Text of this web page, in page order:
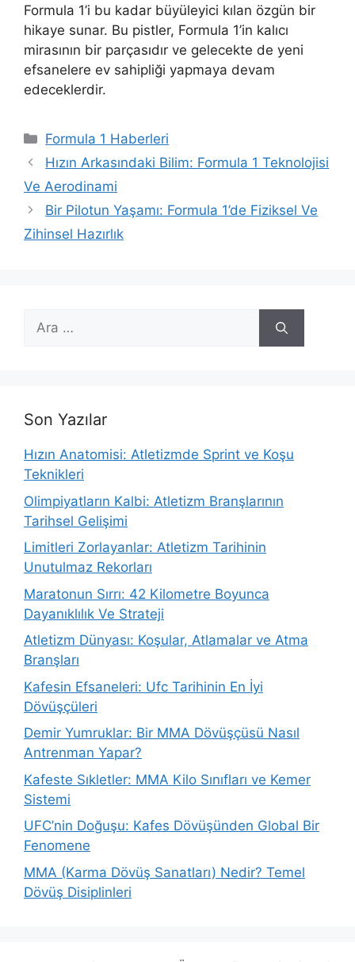
Formula 1’i bu kadar büyüleyici kılan özgün bir
hikaye sunar. Bu pistler, Formula 1’in kalıcı
mirasının bir parçasıdır ve gelecekte de yeni
efsanelere ev sahipliği yapmaya devam
edeceklerdir.
Kategoriler
Formula 1 Haberleri
Hızın Arkasındaki Bilim: Formula 1 Teknolojisi
Ve Aerodinami
Bir Pilotun Yaşamı: Formula 1’de Fiziksel Ve
Zihinsel Hazırlık
için
Son Yazılar
Hızın Anatomisi: Atletizmde Sprint ve Koşu
Teknikleri
Olimpiyatların Kalbi: Atletizm Branşlarının
Tarihsel Gelişimi
Limitleri Zorlayanlar: Atletizm Tarihinin
Unutulmaz Rekorları
Maratonun Sırrı: 42 Kilometre Boyunca
Dayanıklılık Ve Strateji
Atletizm Dünyası: Koşular, Atlamalar ve Atma
Branşları
Kafesin Efsaneleri: Ufc Tarihinin En İyi
Dövüşçüleri
Demir Yumruklar: Bir MMA Dövüşçüsü Nasıl
Antrenman Yapar?
Kafeste Sıkletler: MMA Kilo Sınıfları ve Kemer
Sistemi
UFC’nin Doğuşu: Kafes Dövüşünden Global Bir
Fenomene
MMA (Karma Dövüş Sanatları) Nedir? Temel
Dövüş Disiplinleri